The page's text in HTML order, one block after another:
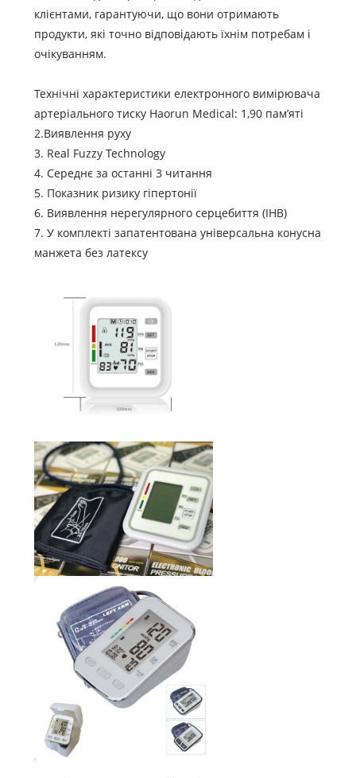
клієнтами, гарантуючи, що вони отримають
продукти, які точно відповідають їхнім потребам і
очікуванням.
Технічні характеристики електронного вимірювача
артеріального тиску Haorun Medical: 1,90 пам’яті
2.Виявлення руху
3. Real Fuzzy Technology
4. Середнє за останні 3 читання
5. Показник ризику гіпертонії
6. Виявлення нерегулярного серцебиття (IHB)
7. У комплекті запатентована універсальна конусна
манжета без латексу